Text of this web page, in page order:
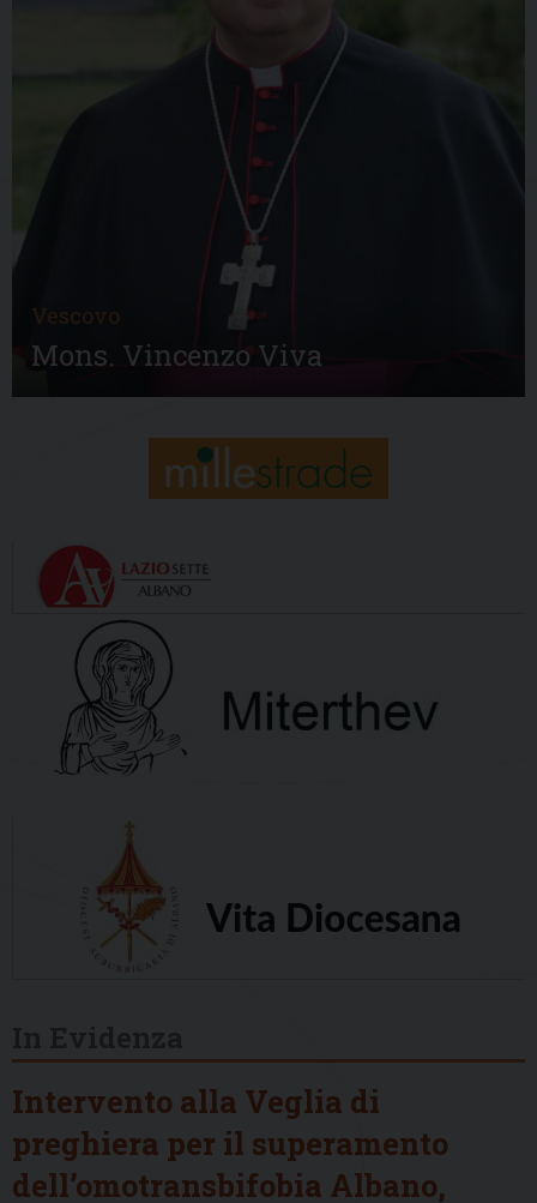
Vescovo
Mons. Vincenzo Viva
Intervento alla Veglia di
preghiera per il superamento
dell’omotransbifobia Albano,